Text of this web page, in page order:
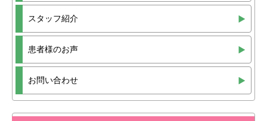
スタッフ紹介
患者様のお声
お問い合わせ